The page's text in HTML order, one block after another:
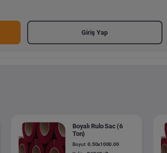
Giriş Yap
Boyalı Rulo Sac (6
Ton)
Boyut 0.50x1000.00